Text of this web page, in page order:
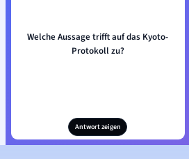
Welche Aussage trifft auf das Kyoto-
Protokoll zu?
Antwort zeigen